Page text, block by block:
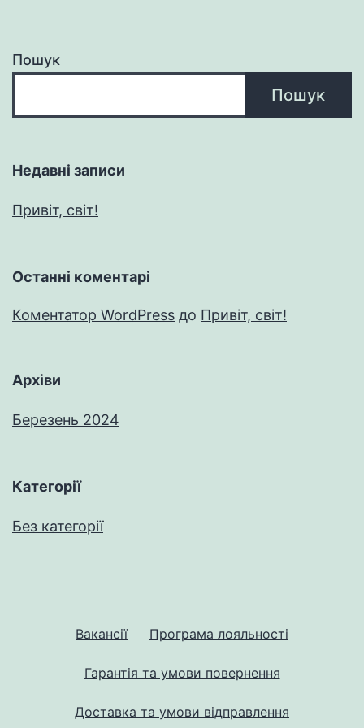
Пошук
Пошук
Недавні записи
Привіт, світ!
Останні коментарі
Коментатор WordPress до Привіт, світ!
Архіви
Березень 2024
Категорії
Без категорії
Вакансії Програма лояльності
Гарантія та умови повернення
Доставка та умови відправлення